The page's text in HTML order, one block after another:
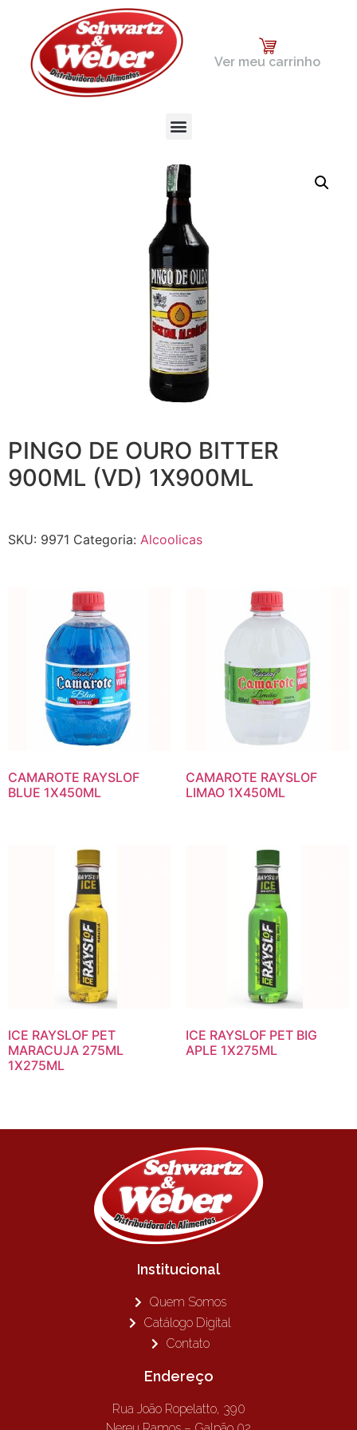
Ver meu carrinho
PINGO DE OURO BITTER
900ML (VD) 1X900ML
SKU: 9971 Categoria: Alcoolicas
CAMAROTE RAYSLOF
BLUE 1X450ML
CAMAROTE RAYSLOF
LIMAO 1X450ML
ICE RAYSLOF PET
MARACUJA 275ML
1X275ML
ICE RAYSLOF PET BIG
APLE 1X275ML
Institucional
Quem Somos
Catálogo Digital
Contato
Endereço
Rua João Ropelatto, 390